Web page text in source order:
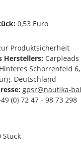
0,53 Euro
Produktsicherheit
Herstellers: Carpleads
Hinteres Schorrenfeld 6,
Deutschland
gpsr@nautika-
(0) 72 47 - 98 73 298
Stück